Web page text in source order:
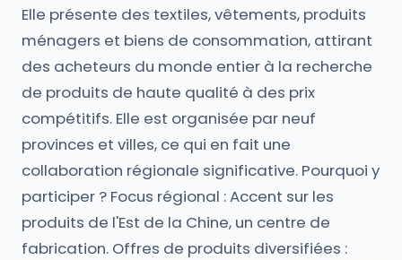
Elle présente des textiles, vêtements, produits
ménagers et biens de consommation, attirant
des acheteurs du monde entier à la recherche
de produits de haute qualité à des prix
compétitifs. Elle est organisée par neuf
provinces et villes, ce qui en fait une
collaboration régionale significative. Pourquoi y
participer ? Focus régional : Accent sur les
produits de l'Est de la Chine, un centre de
fabrication. Offres de produits diversifiées :